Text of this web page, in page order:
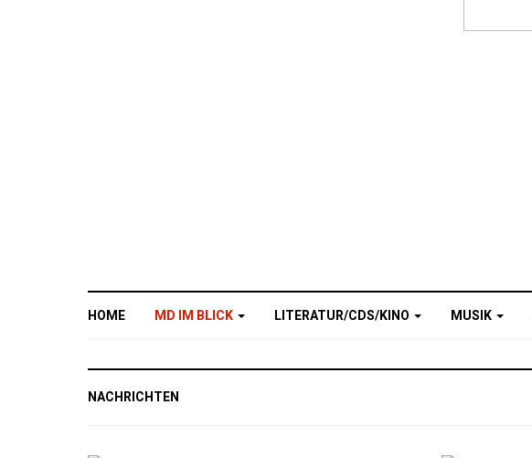
HOME MD IM BLICK LITERATUR/CDS/KINO MUSIK
NACHRICHTEN